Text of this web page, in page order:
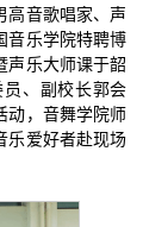
高音歌唱家、声
音乐学院特聘博
声乐大师课于韶
、副校长郭会
动，音舞学院师
乐爱好者赴现场